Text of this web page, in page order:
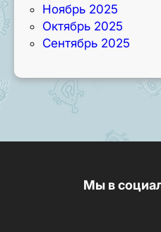
Ноябрь 2025
Октябрь 2025
Сентябрь 2025
Мы в